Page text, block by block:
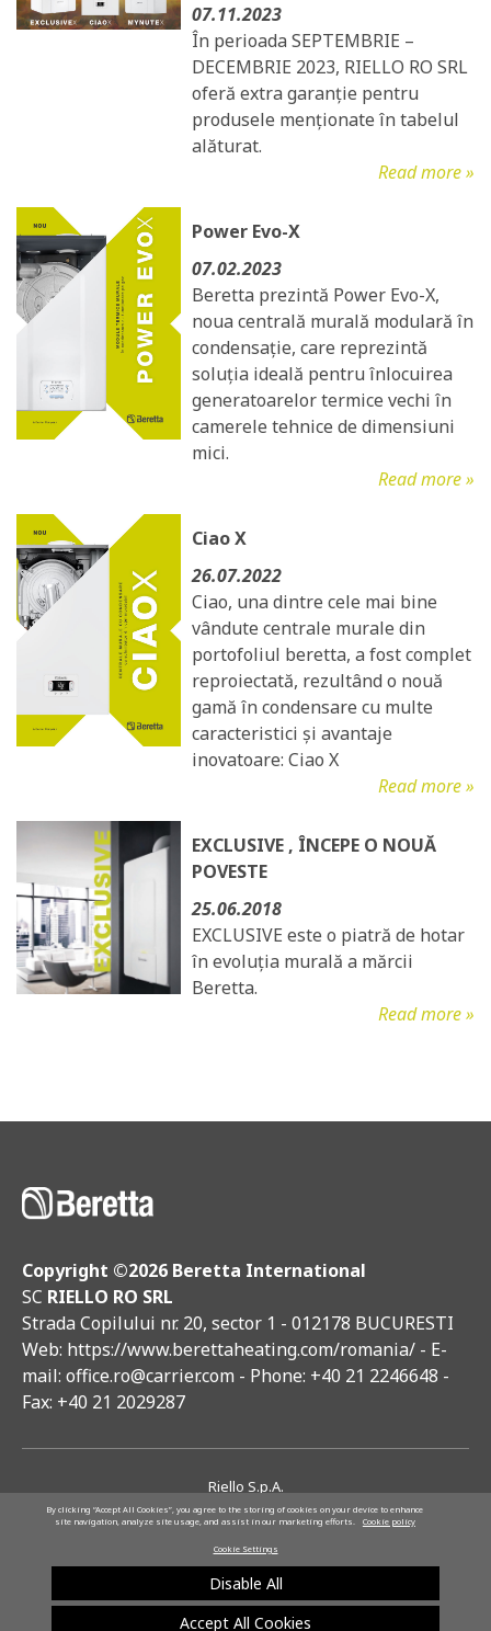
07.11.2023
În perioada SEPTEMBRIE –
DECEMBRIE 2023, RIELLO RO SRL
oferă extra garanție pentru
produsele menționate în tabelul
alăturat.
Read more »
Power Evo-X
07.02.2023
Beretta prezintă Power Evo-X,
noua centrală murală modulară în
condensație, care reprezintă
soluția ideală pentru înlocuirea
generatoarelor termice vechi în
camerele tehnice de dimensiuni
mici.
Read more »
Ciao X
26.07.2022
Ciao, una dintre cele mai bine
vândute centrale murale din
portofoliul beretta, a fost complet
reproiectată, rezultând o nouă
gamă în condensare cu multe
caracteristici și avantaje
inovatoare: Ciao X
Read more »
EXCLUSIVE , ÎNCEPE O NOUĂ
POVESTE
25.06.2018
EXCLUSIVE este o piatră de hotar
în evoluția murală a mărcii
Beretta.
Read more »
Copyright ©2026 Beretta International
SC RIELLO RO SRL
Strada Copilului nr. 20, sector 1 - 012178 BUCURESTI
Web: https://www.berettaheating.com/romania/ - E-
mail: office.ro@carrier.com - Phone: +40 21 2246648 -
Fax: +40 21 2029287
Riello S.p.A.
COMPANY SUBJECT TO THE DIRECTION AND COORDINATION OF
ARISTON HOLDING NV
Code of EthicsEU Data Act
Cookie PolicyCookie Preferences
By clicking “Accept All Cookies”, you agree to the storing of cookies on your device to enhance
site navigation, analyze site usage, and assist in our marketing efforts.
Cookie policy
Cookie Settings
Disable All
Accept All Cookies